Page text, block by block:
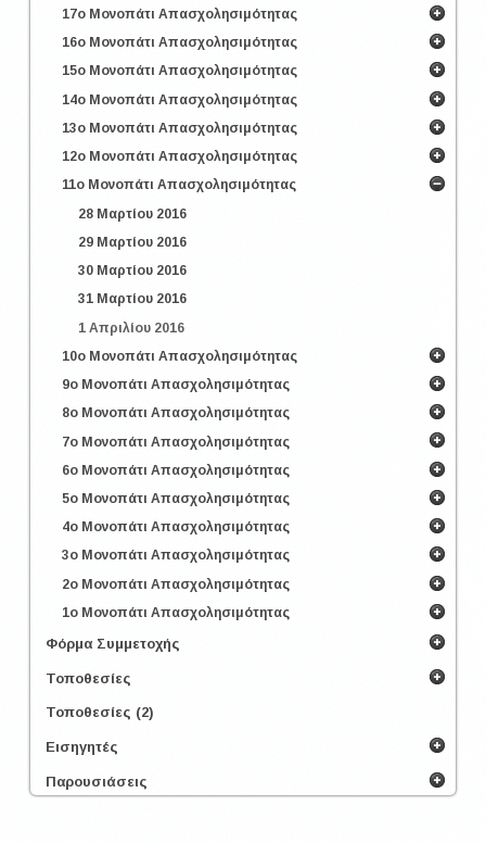
17ο Μονοπάτι Απασχολησιμότητας
16ο Μονοπάτι Απασχολησιμότητας
15ο Μονοπάτι Απασχολησιμότητας
14ο Μονοπάτι Απασχολησιμότητας
13ο Μονοπάτι Απασχολησιμότητας
12ο Μονοπάτι Απασχολησιμότητας
11ο Μονοπάτι Απασχολησιμότητας
28 Μαρτίου 2016
29 Μαρτίου 2016
30 Μαρτίου 2016
31 Μαρτίου 2016
1 Απριλίου 2016
10ο Μονοπάτι Απασχολησιμότητας
9ο Μονοπάτι Απασχολησιμότητας
8ο Μονοπάτι Απασχολησιμότητας
7ο Μονοπάτι Απασχολησιμότητας
6ο Μονοπάτι Απασχολησιμότητας
5ο Μονοπάτι Απασχολησιμότητας
4ο Μονοπάτι Απασχολησιμότητας
3ο Μονοπάτι Απασχολησιμότητας
2ο Μονοπάτι Απασχολησιμότητας
1ο Μονοπάτι Απασχολησιμότητας
Φόρμα Συμμετοχής
Τοποθεσίες
Τοποθεσίες (2)
Εισηγητές
Παρουσιάσεις